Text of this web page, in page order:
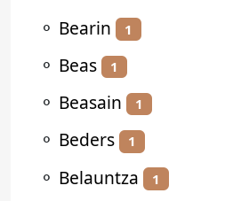
⚬ Bearin 1
⚬ Beas 1
⚬ Beasain 1
⚬ Beders 1
⚬ Belauntza 1